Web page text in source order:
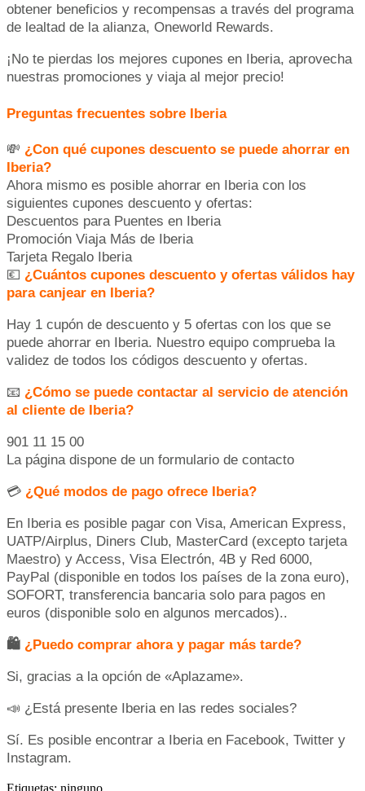
obtener beneficios y recompensas a través del programa
de lealtad de la alianza, Oneworld Rewards.
¡No te pierdas los mejores cupones en Iberia, aprovecha
nuestras promociones y viaja al mejor precio!
Preguntas frecuentes sobre Iberia
💸 ¿Con qué cupones descuento se puede ahorrar en
Iberia?
Ahora mismo es posible ahorrar en Iberia con los
siguientes cupones descuento y ofertas:
Descuentos para Puentes en Iberia
Promoción Viaja Más de Iberia
Tarjeta Regalo Iberia
💶 ¿Cuántos cupones descuento y ofertas válidos hay
para canjear en Iberia?
Hay 1 cupón de descuento y 5 ofertas con los que se
puede ahorrar en Iberia. Nuestro equipo comprueba la
validez de todos los códigos descuento y ofertas.
📧 ¿Cómo se puede contactar al servicio de atención
al cliente de Iberia?
901 11 15 00
La página dispone de un formulario de contacto
💳 ¿Qué modos de pago ofrece Iberia?
En Iberia es posible pagar con Visa, American Express,
UATP/Airplus, Diners Club, MasterCard (excepto tarjeta
Maestro) y Access, Visa Electrón, 4B y Red 6000,
PayPal (disponible en todos los países de la zona euro),
SOFORT, transferencia bancaria solo para pagos en
euros (disponible solo en algunos mercados)..
🛍 ¿Puedo comprar ahora y pagar más tarde?
Si, gracias a la opción de «Aplazame».
📣 ¿Está presente Iberia en las redes sociales?
Sí. Es posible encontrar a Iberia en Facebook, Twitter y
Instagram.